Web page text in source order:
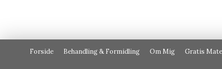
Forside Behandling & Formidling Om Mig Gratis